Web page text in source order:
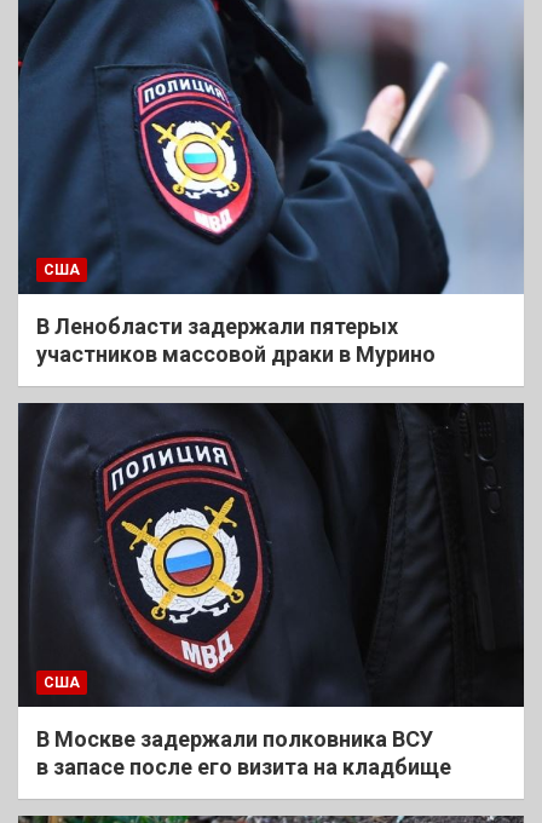
США
В Ленобласти задержали пятерых
участников массовой драки в Мурино
США
В Москве задержали полковника ВСУ
в запасе после его визита на кладбище